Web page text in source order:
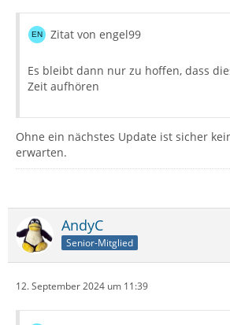
Zitat von engel99
Es bleibt dann nur zu hoffen, dass
Zeit aufhören
Ohne ein nächstes Update ist sicher
erwarten.
AndyC
Senior-Mitglied
12. September 2024 um 11:39